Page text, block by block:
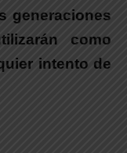
generaciones
como
intento de